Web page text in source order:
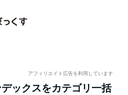
アフィリエイト広告を利用しています
ックスをカテゴリ一括